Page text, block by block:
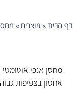
דף הבית» מוצרים »
אחסון בצפיפות